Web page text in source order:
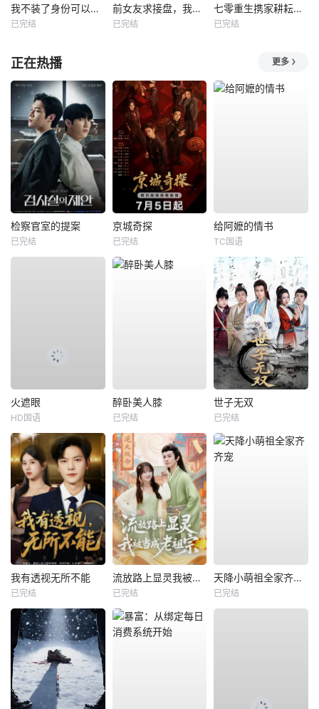
我不装了身份可以偷走那我的病例呢
已完结
前女友求接盘，我反手闪婚女神
已完结
七零重生携家耕耘奔小康
已完结
正在热播 更多
检察官室的提案
已完结
京城奇探
已完结
给阿嬷的情书
TC国语
火遮眼
HD国语
醉卧美人膝
已完结
世子无双
已完结
我有透视无所不能
已完结
流放路上显灵我被当成老祖宗
已完结
天降小萌祖全家齐齐宠
已完结